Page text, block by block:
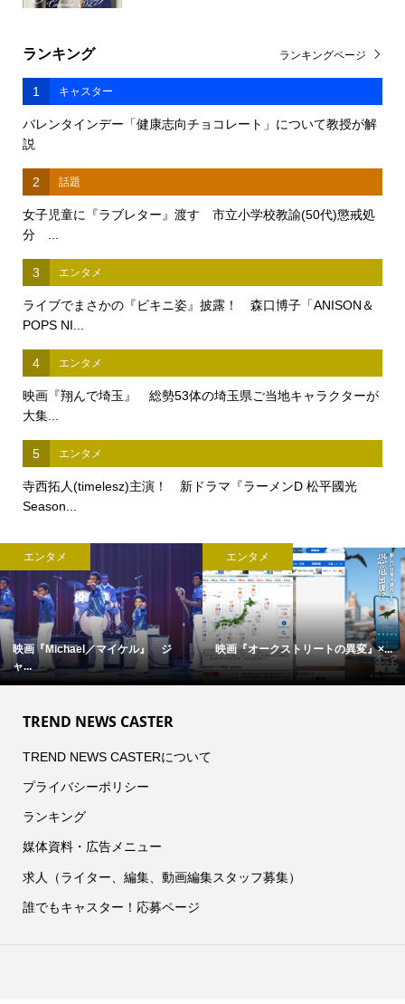
ランキング
1 キャスター
バレンタインデー「健康志向チョコレート」について教授が解
説
2 話題
女子児童に『ラブレター』渡す 市立小学校教諭(50代)懲戒処
分 ...
3 エンタメ
ライブでまさかの『ビキニ姿』披露！ 森口博子「ANISON＆
POPS NI...
4 エンタメ
映画『翔んで埼玉』 総勢53体の埼玉県ご当地キャラクターが
大集...
5 エンタメ
寺西拓人(timelesz)主演！ 新ドラマ『ラーメンD 松平國光
Season...
ランキングページ
エンタメ
映画『Michael／マイケル』 ジ
ャ...
エンタメ
映画『オークストリートの異変』×...
TREND NEWS CASTER
TREND NEWS CASTERについて
プライバシーポリシー
ランキング
媒体資料・広告メニュー
求人（ライター、編集、動画編集スタッフ募集）
誰でもキャスター！応募ページ